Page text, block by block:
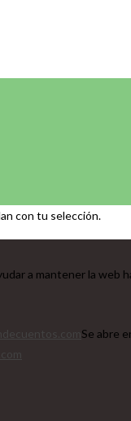
con tu selección.
a mantener la web
Se abre